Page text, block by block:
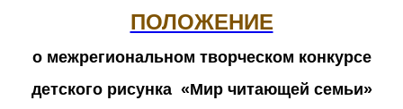
ПОЛОЖЕНИЕ
о межрегиональном творческом конкурсе
детского рисунка «Мир читающей семьи»